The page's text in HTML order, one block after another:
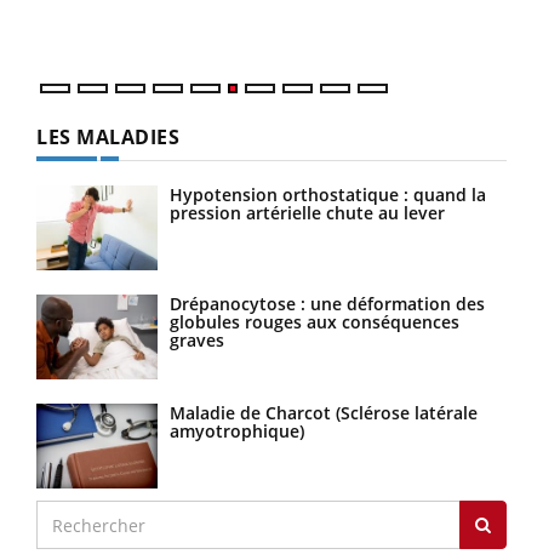
LES MALADIES
Hypotension orthostatique : quand la
pression artérielle chute au lever
Drépanocytose : une déformation des
globules rouges aux conséquences
graves
Maladie de Charcot (Sclérose latérale
amyotrophique)